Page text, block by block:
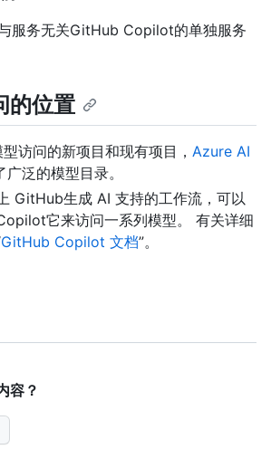
服务无关GitHub Copilot的单独服务
的位置
访问的新项目和现有项目， Azure AI
广泛的模型目录。
GitHub生成 AI 支持的工作流，可以
它来访问一系列模型。 有关详细
GitHub Copilot 文档”。
容？